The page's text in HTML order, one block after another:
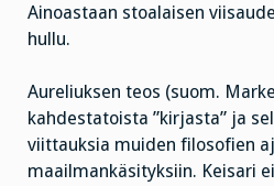
Ainoastaan stoalaisen
hullu.
Aureliuksen teos (suom.
kahdestatoista ”kirjasta” ja
viittauksia muiden filosofien
maailmankäsityksiin. Keisari